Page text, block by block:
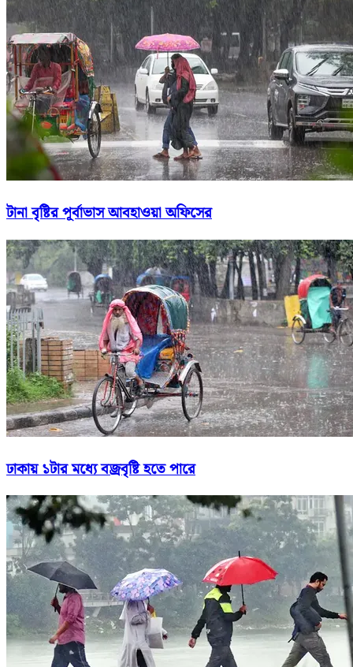
টানা বৃষ্টির পূর্বাভাস আবহাওয়া অফিসের
ঢাকায় ১টার মধ্যে বজ্রবৃষ্টি হতে পারে